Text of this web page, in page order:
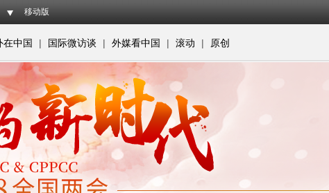
移动版
在中国 | 国际微访谈 | 外媒看中国 | 滚动 | 原创